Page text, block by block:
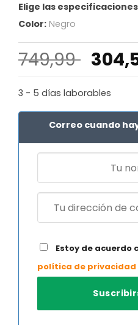
Elige las
Color: Negro
749,99 El
precio
era:
3 - 5 días laborables
Correo cuando
Estoy de acuerdo
política de privacidad